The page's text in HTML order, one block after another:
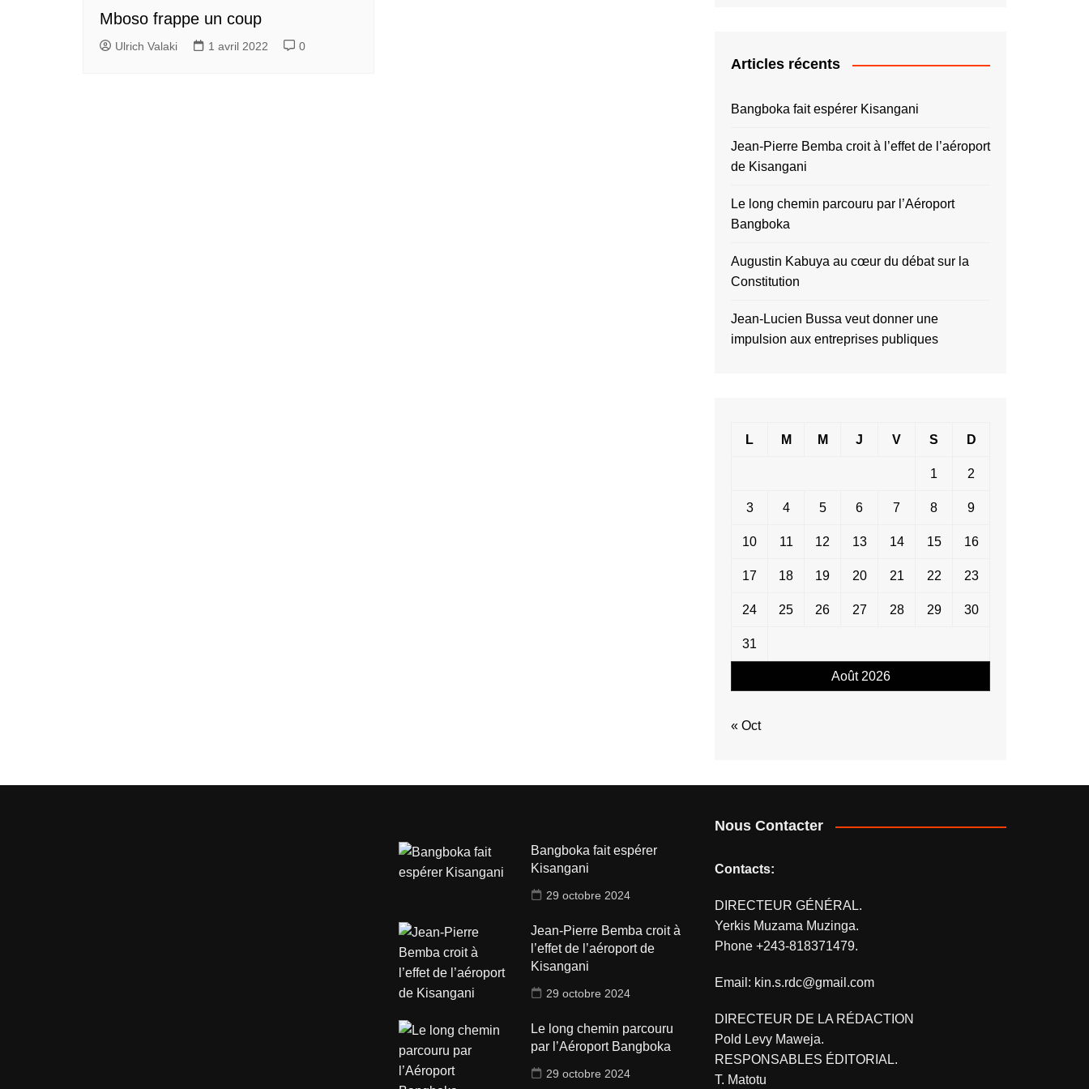
Mboso frappe un coup
Ulrich Valaki 1 avril 2022 0
Articles récents
Bangboka fait espérer Kisangani
Jean-Pierre Bemba croit à l’effet de l’aéroport
de Kisangani
Le long chemin parcouru par l’Aéroport
Bangboka
Augustin Kabuya au cœur du débat sur la
Constitution
Jean-Lucien Bussa veut donner une
impulsion aux entreprises publiques
Août 2026
L M M J V S D
1 2
3 4 5 6 7 8 9
10 11 12 13 14 15 16
17 18 19 20 21 22 23
24 25 26 27 28 29 30
31
« Oct
Bangboka fait espérer
Kisangani
29 octobre 2024
Jean-Pierre Bemba croit à
l’effet de l’aéroport de
Kisangani
29 octobre 2024
Le long chemin parcouru
par l’Aéroport Bangboka
29 octobre 2024
Nous Contacter
Contacts:
DIRECTEUR GÉNÉRAL.
Yerkis Muzama Muzinga.
Phone +243-818371479.
Email: kin.s.rdc@gmail.com
DIRECTEUR DE LA RÉDACTION
Pold Levy Maweja.
RESPONSABLES ÉDITORIAL.
T. Matotu